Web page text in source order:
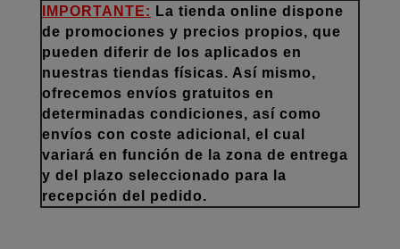
IMPORTANTE: La tienda online dispone
de promociones y precios propios, que
pueden diferir de los aplicados en
nuestras tiendas físicas. Así mismo,
ofrecemos envíos gratuitos en
determinadas condiciones, así como
envíos con coste adicional, el cual
variará en función de la zona de entrega
y del plazo seleccionado para la
recepción del pedido.